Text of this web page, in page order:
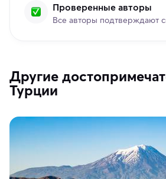
Проверенные авторы
Все авторы подтверждают
Другие
Турции